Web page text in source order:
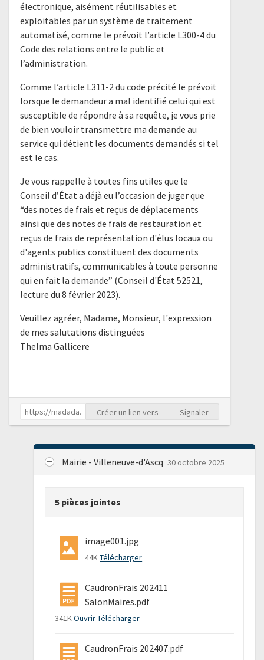
électronique, aisément réutilisables et
exploitables par un système de traitement
automatisé, comme le prévoit l’article L300-4 du
Code des relations entre le public et
l’administration.
Comme l’article L311-2 du code précité le prévoit
lorsque le demandeur a mal identifié celui qui est
susceptible de répondre à sa requête, je vous prie
de bien vouloir transmettre ma demande au
service qui détient les documents demandés si tel
est le cas.
Je vous rappelle à toutes fins utiles que le
Conseil d’État a déjà eu l’occasion de juger que
“des notes de frais et reçus de déplacements
ainsi que des notes de frais de restauration et
reçus de frais de représentation d'élus locaux ou
d'agents publics constituent des documents
administratifs, communicables à toute personne
qui en fait la demande” (Conseil d'État 52521,
lecture du 8 février 2023).
Veuillez agréer, Madame, Monsieur, l'expression
de mes salutations distinguées
Thelma Gallicere
Créer un lien vers Signaler
Mairie - Villeneuve-d'Ascq 30 octobre 2025
5 pièces jointes
image001.jpg
44KTélécharger
CaudronFrais 202411
SalonMaires.pdf
341K OuvrirTélécharger
CaudronFrais 202407.pdf